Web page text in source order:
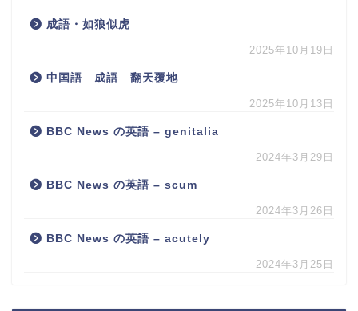
成語・如狼似虎
2025年10月19日
中国語 成語 翻天覆地
2025年10月13日
BBC News の英語 – genitalia
2024年3月29日
BBC News の英語 – scum
2024年3月26日
BBC News の英語 – acutely
2024年3月25日